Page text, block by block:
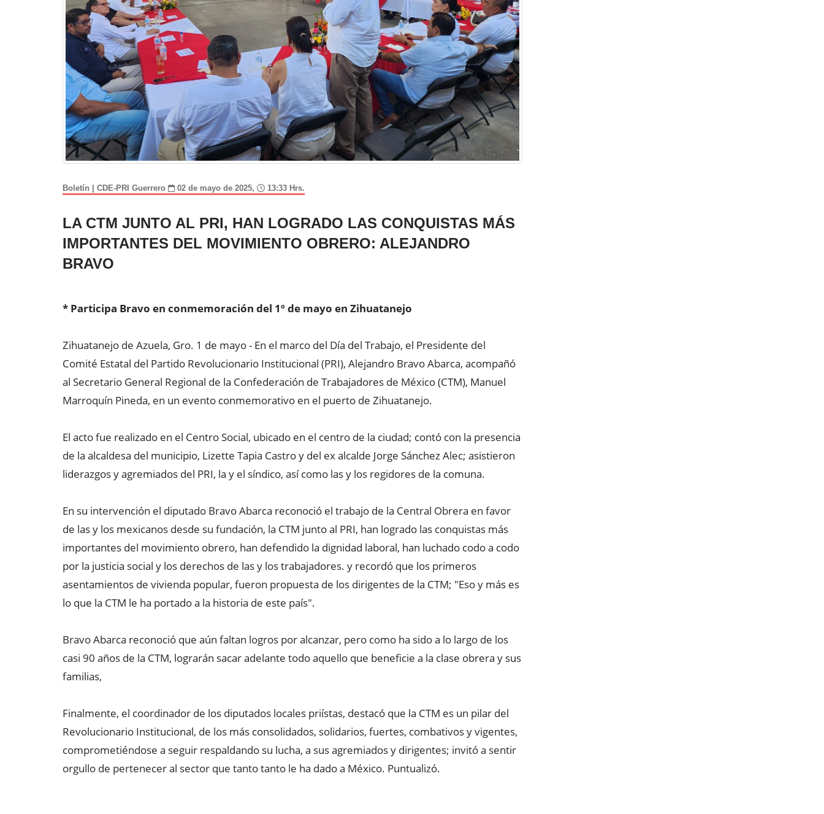
Boletín | CDE-PRI Guerrero 02 de mayo de 2025, 13:33 Hrs.
LA CTM JUNTO AL PRI, HAN LOGRADO LAS CONQUISTAS MÁS
IMPORTANTES DEL MOVIMIENTO OBRERO: ALEJANDRO
BRAVO
* Participa Bravo en conmemoración del 1º de mayo en Zihuatanejo
Zihuatanejo de Azuela, Gro. 1 de mayo - En el marco del Día del Trabajo, el Presidente del
Comité Estatal del Partido Revolucionario Institucional (PRI), Alejandro Bravo Abarca, acompañó
al Secretario General Regional de la Confederación de Trabajadores de México (CTM), Manuel
Marroquín Pineda, en un evento conmemorativo en el puerto de Zihuatanejo.
El acto fue realizado en el Centro Social, ubicado en el centro de la ciudad; contó con la presencia
de la alcaldesa del municipio, Lizette Tapia Castro y del ex alcalde Jorge Sánchez Alec; asistieron
liderazgos y agremiados del PRI, la y el síndico, así como las y los regidores de la comuna.
En su intervención el diputado Bravo Abarca reconoció el trabajo de la Central Obrera en favor
de las y los mexicanos desde su fundación, la CTM junto al PRI, han logrado las conquistas más
importantes del movimiento obrero, han defendido la dignidad laboral, han luchado codo a codo
por la justicia social y los derechos de las y los trabajadores. y recordó que los primeros
asentamientos de vivienda popular, fueron propuesta de los dirigentes de la CTM; "Eso y más es
lo que la CTM le ha portado a la historia de este país".
Bravo Abarca reconoció que aún faltan logros por alcanzar, pero como ha sido a lo largo de los
casi 90 años de la CTM, lograrán sacar adelante todo aquello que beneficie a la clase obrera y sus
familias,
Finalmente, el coordinador de los diputados locales priístas, destacó que la CTM es un pilar del
Revolucionario Institucional, de los más consolidados, solidarios, fuertes, combativos y vigentes,
comprometiéndose a seguir respaldando su lucha, a sus agremiados y dirigentes; invitó a sentir
orgullo de pertenecer al sector que tanto tanto le ha dado a México. Puntualizó.